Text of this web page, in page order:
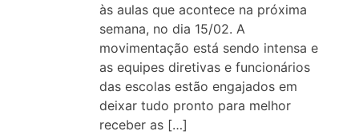
às aulas que acontece na próxima
semana, no dia 15/02. A
movimentação está sendo intensa e
as equipes diretivas e funcionários
das escolas estão engajados em
deixar tudo pronto para melhor
receber as […]